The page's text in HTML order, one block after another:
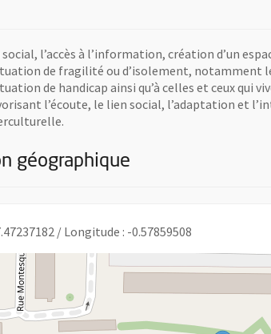
l’accès à l’information, création d’un
de fragilité ou d’isolement, notamment
de handicap ainsi qu’à celles et ceux qui
l’écoute, le lien social, l’adaptation et
géographique
/ Longitude : -0.57859508